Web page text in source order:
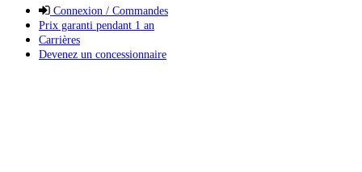
Connexion / Commandes
Prix garanti pendant 1 an
Carrières
Devenez un concessionnaire